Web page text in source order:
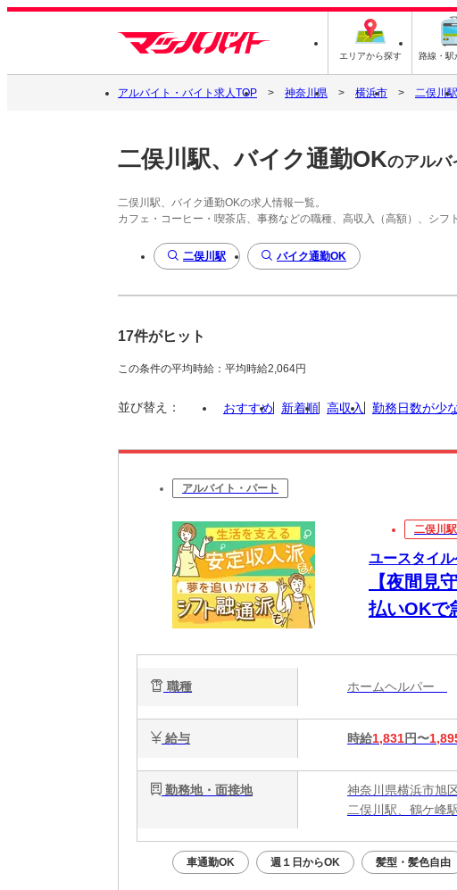
エリアから探す 路線・駅
アルバイト・バイト求人TOP 神奈川県 横浜市 二俣川駅
二俣川駅、バイク通勤OKのアルバ
二俣川駅、バイク通勤OKの求人情報一覧。
カフェ・コーヒー・喫茶店、事務などの職種、高収入（高額）、シ
二俣川駅 バイク通勤OK
17件がヒット
この条件の平均時給：平均時給2,064円
並び替え： おすすめ 新着順 高収入 勤務日数が少
アルバイト・パート
二俣川駅
ユースタイ
【夜間見
払いOKで
職種 ホームヘルパー
給与 時給1,831円〜
勤務地・面接地
神奈川県横浜市旭
二俣川駅、鶴ケ峰
車通勤OK 週１日からOK 髪型・髪色自由